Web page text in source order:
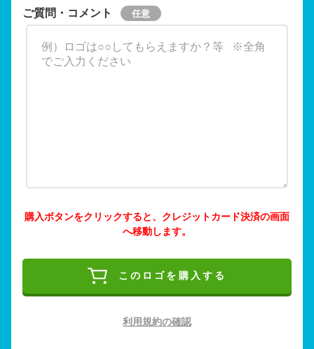
ご質問・コメント
購入ボタンをクリックすると、クレジットカード決済の画面
へ移動します。
このロゴを購入する
利用規約の確認